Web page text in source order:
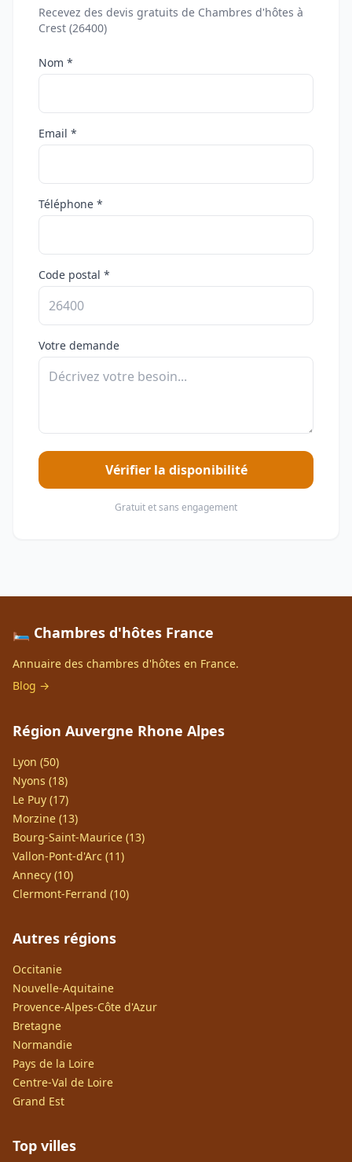
Recevez des devis gratuits de Chambres d'hôtes à
Crest (26400)
Nom *
Email *
Téléphone *
Code postal *
Votre demande
Vérifier la disponibilité
Gratuit et sans engagement
🛏️ Chambres d'hôtes France
Annuaire des chambres d'hôtes en France.
Blog →
Région Auvergne Rhone Alpes
Lyon (50)
Nyons (18)
Le Puy (17)
Morzine (13)
Bourg-Saint-Maurice (13)
Vallon-Pont-d'Arc (11)
Annecy (10)
Clermont-Ferrand (10)
Autres régions
Occitanie
Nouvelle-Aquitaine
Provence-Alpes-Côte d'Azur
Bretagne
Normandie
Pays de la Loire
Centre-Val de Loire
Grand Est
Top villes